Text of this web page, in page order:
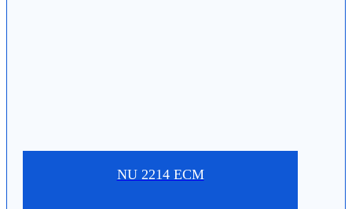
NU 2214 ECM